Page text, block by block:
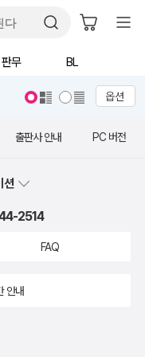
판무 BL
옵션
출판사 안내 PC 버전
션
2514
FAQ
안내